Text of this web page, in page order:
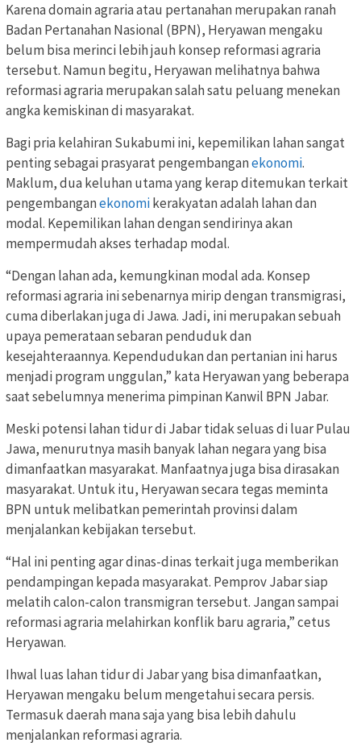
Karena domain agraria atau pertanahan merupakan ranah
Badan Pertanahan Nasional (BPN), Heryawan mengaku
belum bisa merinci lebih jauh konsep reformasi agraria
tersebut. Namun begitu, Heryawan melihatnya bahwa
reformasi agraria merupakan salah satu peluang menekan
angka kemiskinan di masyarakat.
Bagi pria kelahiran Sukabumi ini, kepemilikan lahan sangat
penting sebagai prasyarat pengembanganekonomi.
Maklum, dua keluhan utama yang kerap ditemukan terkait
pengembanganekonomikerakyatan adalah lahan dan
modal. Kepemilikan lahan dengan sendirinya akan
mempermudah akses terhadap modal.
“Dengan lahan ada, kemungkinan modal ada. Konsep
reformasi agraria ini sebenarnya mirip dengan transmigrasi,
cuma diberlakan juga di Jawa. Jadi, ini merupakan sebuah
upaya pemerataan sebaran penduduk dan
kesejahteraannya. Kependudukan dan pertanian ini harus
menjadi program unggulan,” kata Heryawan yang beberapa
saat sebelumnya menerima pimpinan Kanwil BPN Jabar.
Meski potensi lahan tidur di Jabar tidak seluas di luar Pulau
Jawa, menurutnya masih banyak lahan negara yang bisa
dimanfaatkan masyarakat. Manfaatnya juga bisa dirasakan
masyarakat. Untuk itu, Heryawan secara tegas meminta
BPN untuk melibatkan pemerintah provinsi dalam
menjalankan kebijakan tersebut.
“Hal ini penting agar dinas-dinas terkait juga memberikan
pendampingan kepada masyarakat. Pemprov Jabar siap
melatih calon-calon transmigran tersebut. Jangan sampai
reformasi agraria melahirkan konflik baru agraria,” cetus
Heryawan.
Ihwal luas lahan tidur di Jabar yang bisa dimanfaatkan,
Heryawan mengaku belum mengetahui secara persis.
Termasuk daerah mana saja yang bisa lebih dahulu
menjalankan reformasi agraria.